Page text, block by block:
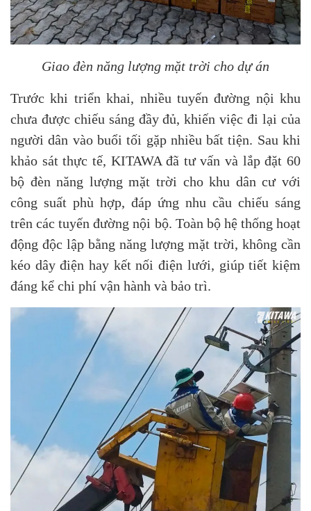
Giao đèn năng lượng mặt trời cho dự án
Trước khi triển khai, nhiều tuyến đường nội khu
chưa được chiếu sáng đầy đủ, khiến việc đi lại của
người dân vào buổi tối gặp nhiều bất tiện. Sau khi
khảo sát thực tế, KITAWA đã tư vấn và lắp đặt 60
bộ đèn năng lượng mặt trời cho khu dân cư với
công suất phù hợp, đáp ứng nhu cầu chiếu sáng
trên các tuyến đường nội bộ. Toàn bộ hệ thống hoạt
động độc lập bằng năng lượng mặt trời, không cần
kéo dây điện hay kết nối điện lưới, giúp tiết kiệm
đáng kể chi phí vận hành và bảo trì.